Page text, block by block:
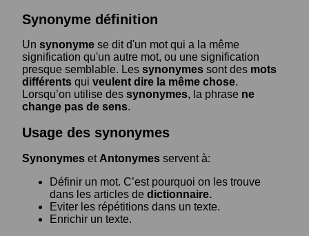
Synonyme définition
Un synonyme se dit d'un mot qui a la même
signification qu'un autre mot, ou une signification
presque semblable. Les synonymes sont des mots
différents qui veulent dire la même chose.
Lorsqu’on utilise des synonymes, la phrase ne
change pas de sens.
Usage des synonymes
Synonymes et Antonymes servent à:
Définir un mot. C’est pourquoi on les trouve
dans les articles de dictionnaire.
Eviter les répétitions dans un texte.
Enrichir un texte.